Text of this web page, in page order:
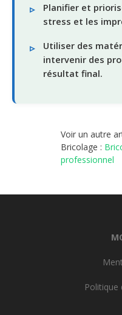
Planifier et
stress et les
Utiliser des
intervenir des
résultat final.
Voir un autre
Bricolage :
professionnel
Politique